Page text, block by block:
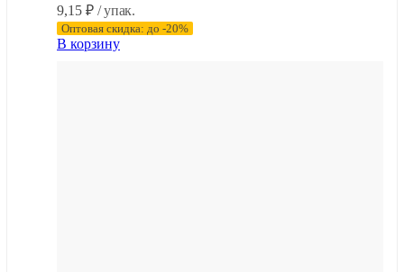
9,15 ₽ / упак.
Оптовая скидка: до -20%
В корзину